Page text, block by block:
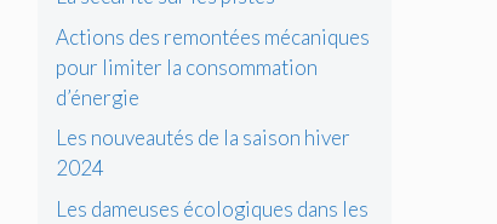
Actions des remontées mécaniques
pour limiter la consommation
d’énergie
Les nouveautés de la saison hiver
2024
Les dameuses écologiques dans les